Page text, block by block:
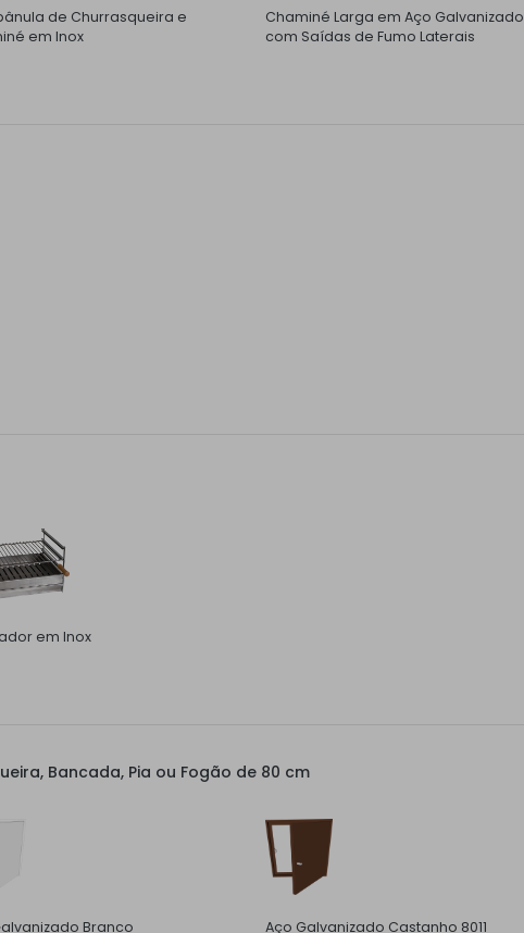
de Churrasqueira e
em Inox
Chaminé Larga em Aço Galvanizado
com Saídas de Fumo Laterais
em Inox
Bancada, Pia ou Fogão de 80 cm
Branco Aço Galvanizado Castanho 8011